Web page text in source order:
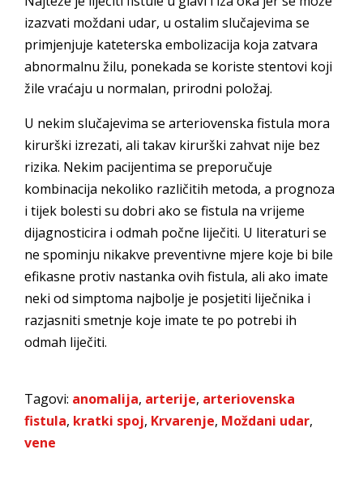
izazvati moždani udar, u ostalim slučajevima se
primjenjuje kateterska embolizacija koja zatvara
abnormalnu žilu, ponekada se koriste stentovi koji
žile vraćaju u normalan, prirodni položaj.
U nekim slučajevima se arteriovenska fistula mora
kirurški izrezati, ali takav kirurški zahvat nije bez
rizika. Nekim pacijentima se preporučuje
kombinacija nekoliko različitih metoda, a prognoza
i tijek bolesti su dobri ako se fistula na vrijeme
dijagnosticira i odmah počne liječiti. U literaturi se
ne spominju nikakve preventivne mjere koje bi bile
efikasne protiv nastanka ovih fistula, ali ako imate
neki od simptoma najbolje je posjetiti liječnika i
razjasniti smetnje koje imate te po potrebi ih
odmah liječiti.
Tagovi: anomalija, arterije, arteriovenska
fistula, kratki spoj, Krvarenje, Moždani udar,
vene